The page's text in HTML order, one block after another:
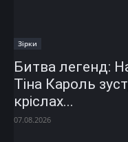
Зірки
Битва легенд:
Тіна Кароль
кріслах...
07.08.2026